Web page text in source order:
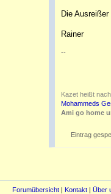
Die
Rainer
--
Kazet heißt
Mohammeds
Ami go home
Eintrag
Forumübersicht | Kontakt | Über